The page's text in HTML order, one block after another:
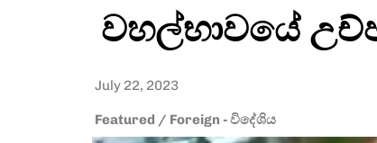
වහල්භාවයේ
July 22, 2023
Featured / Foreign - විදේශිය